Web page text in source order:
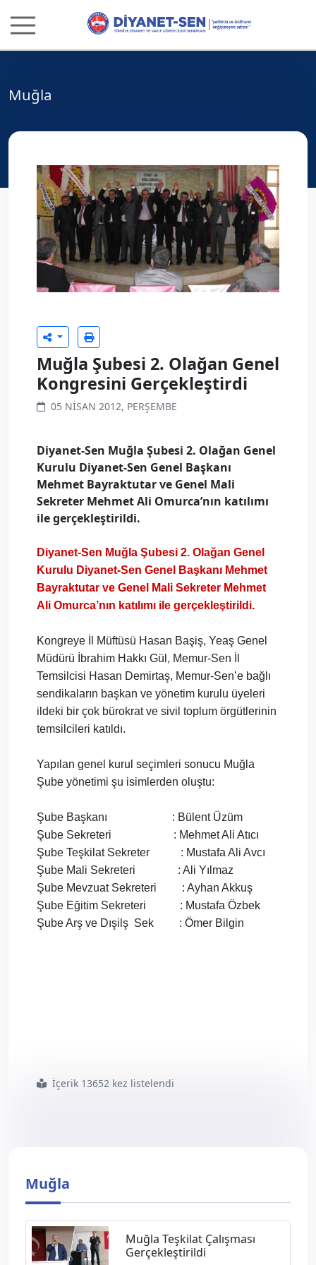
Muğla
Muğla Şubesi 2. Olağan Genel
Kongresini Gerçekleştirdi
05 NISAN 2012, PERŞEMBE
Diyanet-Sen Muğla Şubesi 2. Olağan Genel
Kurulu Diyanet-Sen Genel Başkanı
Mehmet Bayraktutar ve Genel Mali
Sekreter Mehmet Ali Omurca’nın katılımı
ile gerçekleştirildi.
Diyanet-Sen Muğla Şubesi 2. Olağan Genel
Kurulu Diyanet-Sen Genel Başkanı Mehmet
Bayraktutar ve Genel Mali Sekreter Mehmet
Ali Omurca’nın katılımı ile gerçekleştirildi.
Kongreye İl Müftüsü Hasan Başiş, Yeaş Genel
Müdürü İbrahim Hakkı Gül, Memur-Sen İl
Temsilcisi Hasan Demirtaş, Memur-Sen’e bağlı
sendikaların başkan ve yönetim kurulu üyeleri
ildeki bir çok bürokrat ve sivil toplum örgütlerinin
temsilcileri katıldı.
Yapılan genel kurul seçimleri sonucu Muğla
Şube yönetimi şu isimlerden oluştu:
Şube Başkanı
: Bülent Üzüm
Şube Sekreteri
: Mehmet Ali Atıcı
Şube Teşkilat Sekreter
: Mustafa Ali Avcı
Şube Mali Sekreteri
: Ali Yılmaz
Şube Mevzuat Sekreteri
: Ayhan Akkuş
Şube Eğitim Sekreteri
: Mustafa Özbek
Şube Arş ve Dışilş Sek : Ömer Bilgin
#muğla
#şubesi
#olağan
#genel
#kongresini
#gerçekleştirdi
İçerik 13652 kez listelendi
Muğla
Muğla Teşkilat Çalışması
Gerçekleştirildi